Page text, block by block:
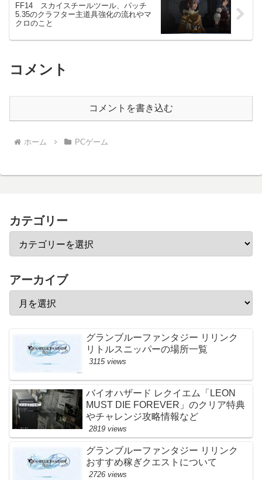
FF14 スカイスチールツール、パッチ
5.35のクラフター主道具強化の流れやマ
クロのこと
コメント
コメントを書き込む
ホーム PCゲーム
カテゴリー
アーカイブ
グランブルーファンタジー リリンク
リトルスニッパーの場所一覧
3115 views
バイオハザード レクイエム「LEON
MUST DIE FOREVER」のクリア特典
やチャレンジ攻略情報など
2819 views
グランブルーファンタジー リリンク
おすすめ稼ぎクエストについて
2726 views